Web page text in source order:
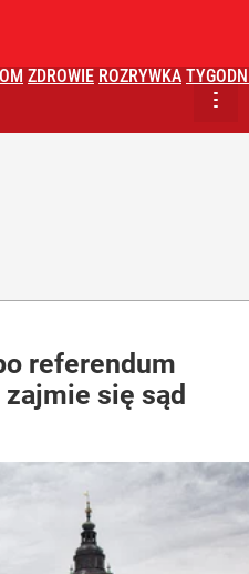
ZDROWIE ROZRYWKA
referendum
się sąd